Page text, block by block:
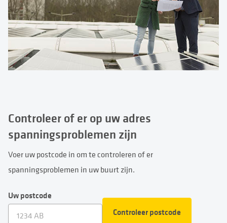
Controleer of er op uw adres
spanningsproblemen zijn
Voer uw postcode in om te controleren of er
spanningsproblemen in uw buurt zijn.
Uw postcode
Controleer postcode